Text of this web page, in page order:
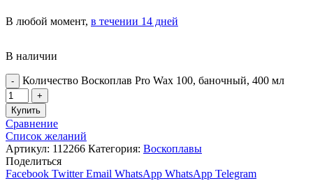
В любой момент, в течении 14 дней
В наличии
Количество Воскоплав Pro Wax 100, баночный, 400 мл
Купить
Сравнение
Список желаний
Артикул: 112266 Категория: Воскоплавы
Поделиться
Facebook Twitter Email WhatsApp WhatsApp Telegram